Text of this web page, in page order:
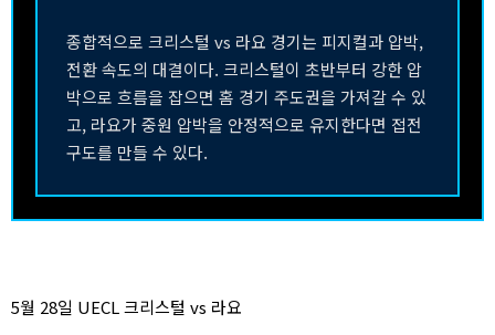
종합적으로 크리스털 vs 라요 경기는 피지컬과 압박,
전환 속도의 대결이다. 크리스털이 초반부터 강한 압
박으로 흐름을 잡으면 홈 경기 주도권을 가져갈 수 있
고, 라요가 중원 압박을 안정적으로 유지한다면 접전
구도를 만들 수 있다.
5월 28일 UECL 크리스털 vs 라요